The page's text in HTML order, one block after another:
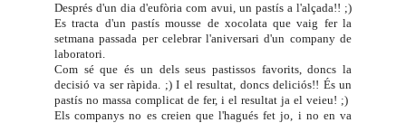
Després d'un dia d'eufòria com avui, un pastís a l'alçada!! ;)
Es tracta d'un pastís mousse de xocolata que vaig fer la
setmana passada per celebrar l'aniversari d'un company de
laboratori.
Com sé que és un dels seus pastissos favorits, doncs la
decisió va ser ràpida. ;) I el resultat, doncs deliciós!! És un
pastís no massa complicat de fer, i el resultat ja el veieu! ;)
Els companys no es creien que l'hagués fet jo, i no en va